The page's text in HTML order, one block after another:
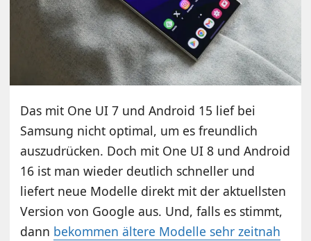
Das mit One UI 7 und Android 15 lief bei
Samsung nicht optimal, um es freundlich
auszudrücken. Doch mit One UI 8 und Android
16 ist man wieder deutlich schneller und
liefert neue Modelle direkt mit der aktuellsten
Version von Google aus. Und, falls es stimmt,
dann bekommen ältere Modelle sehr zeitnah